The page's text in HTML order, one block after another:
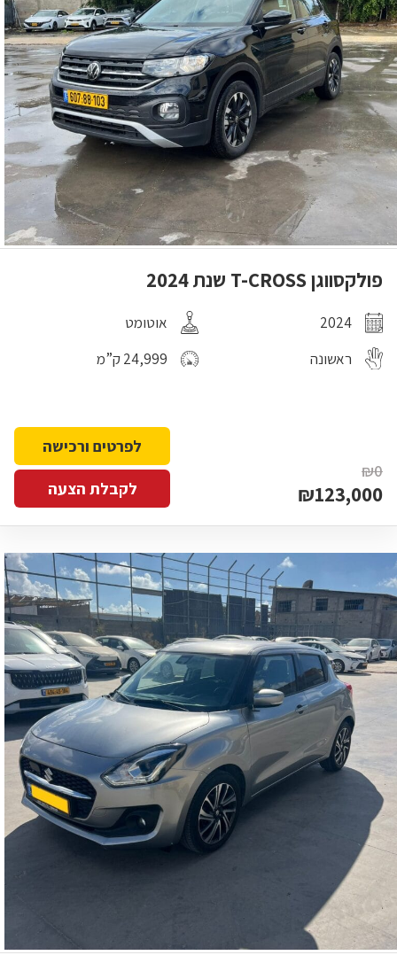
פולקסווגן T-CROSS שנת 2024
2024
אוטומט
ראשונה
24,999 ק”מ
₪0
₪123,000
לפרטים ורכישה
לקבלת הצעה